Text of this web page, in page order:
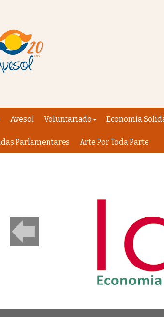
Avesol Voluntariado Economia
Parlamentares Arte Por Toda Parte